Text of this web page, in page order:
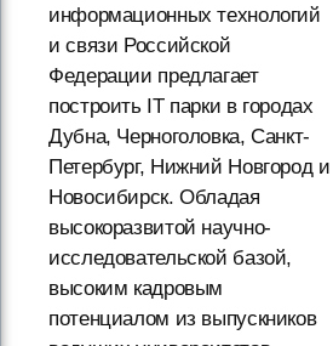
информационных технологий
и связи Российской
Федерации предлагает
построить IT парки в городах
Дубна, Черноголовка, Санкт-
Петербург, Нижний Новгород и
Новосибирск. Обладая
высокоразвитой научно-
исследовательской базой,
высоким кадровым
потенциалом из выпускников